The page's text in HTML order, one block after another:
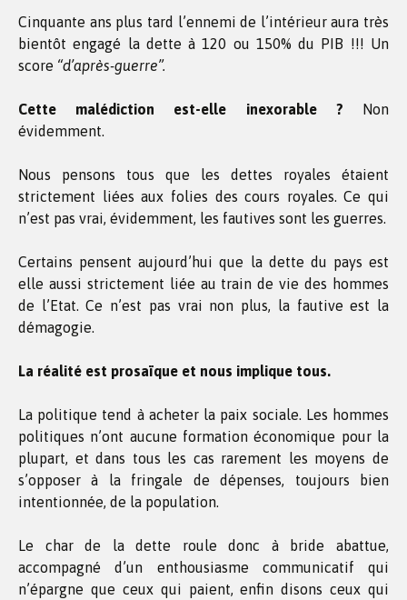
Cinquante ans plus tard l’ennemi de l’intérieur aura très
bientôt engagé la dette à 120 ou 150% du PIB !!! Un
score “d’après-guerre”.
Cette malédiction est-elle inexorable ? Non
évidemment.
Nous pensons tous que les dettes royales étaient
strictement liées aux folies des cours royales. Ce qui
n’est pas vrai, évidemment, les fautives sont les guerres.
Certains pensent aujourd’hui que la dette du pays est
elle aussi strictement liée au train de vie des hommes
de l’Etat. Ce n’est pas vrai non plus, la fautive est la
démagogie.
La réalité est prosaïque et nous implique tous.
La politique tend à acheter la paix sociale. Les hommes
politiques n’ont aucune formation économique pour la
plupart, et dans tous les cas rarement les moyens de
s’opposer à la fringale de dépenses, toujours bien
intentionnée, de la population.
Le char de la dette roule donc à bride abattue,
accompagné d’un enthousiasme communicatif qui
n’épargne que ceux qui paient, enfin disons ceux qui